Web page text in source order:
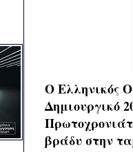
Ο Ελληνικός
Δημιουργικό
βράδυ στην